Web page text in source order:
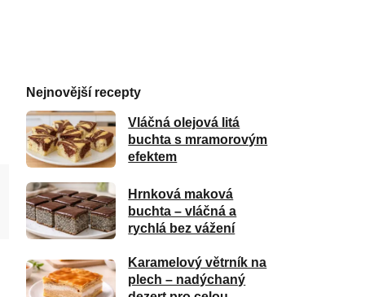
Nejnovější recepty
Vláčná olejová litá
buchta s mramorovým
efektem
Hrnková maková
buchta – vláčná a
rychlá bez vážení
Karamelový větrník na
plech – nadýchaný